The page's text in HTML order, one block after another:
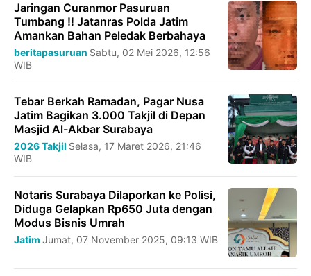
Jaringan Curanmor Pasuruan
Tumbang !! Jatanras Polda Jatim
Amankan Bahan Peledak Berbahaya
beritapasuruan Sabtu, 02 Mei 2026, 12:56
WIB
Tebar Berkah Ramadan, Pagar Nusa
Jatim Bagikan 3.000 Takjil di Depan
Masjid Al-Akbar Surabaya
2026Takjil Selasa, 17 Maret 2026, 21:46
WIB
Notaris Surabaya Dilaporkan ke Polisi,
Diduga Gelapkan Rp650 Juta dengan
Modus Bisnis Umrah
Jatim Jumat, 07 November 2025, 09:13 WIB